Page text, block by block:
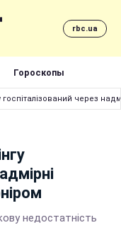
rbc.ua
Гороскопы
госпіталізований через
недостатність